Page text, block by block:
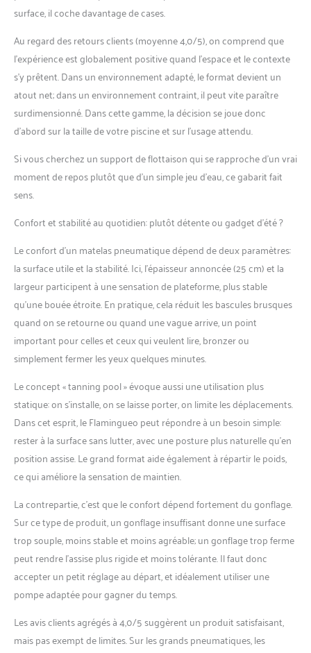
plus longtemps.
D'UTILISATION: Nous
recommandons de ne pas
laisser le bouee au soleil
lorsqu'il n'est pas utilisé
afin d'éviter
d'endommager la surface.
Il peut supporter un poids
maximum de 125 kg.
surface, il coche davantage de cases.
Au regard des retours clients (moyenne 4,0/5), on comprend que
l’expérience est globalement positive quand l’espace et le contexte
s’y prêtent. Dans un environnement adapté, le format devient un
atout net; dans un environnement contraint, il peut vite paraître
surdimensionné. Dans cette gamme, la décision se joue donc
d’abord sur la taille de votre piscine et sur l’usage attendu.
Si vous cherchez un support de flottaison qui se rapproche d’un vrai
moment de repos plutôt que d’un simple jeu d’eau, ce gabarit fait
sens.
Confort et stabilité au quotidien: plutôt détente ou gadget d’été ?
Le confort d’un matelas pneumatique dépend de deux paramètres:
la surface utile et la stabilité. Ici, l’épaisseur annoncée (25 cm) et la
largeur participent à une sensation de plateforme, plus stable
qu’une bouée étroite. En pratique, cela réduit les bascules brusques
quand on se retourne ou quand une vague arrive, un point
important pour celles et ceux qui veulent lire, bronzer ou
simplement fermer les yeux quelques minutes.
Le concept « tanning pool » évoque aussi une utilisation plus
statique: on s’installe, on se laisse porter, on limite les déplacements.
Dans cet esprit, le Flamingueo peut répondre à un besoin simple:
rester à la surface sans lutter, avec une posture plus naturelle qu’en
position assise. Le grand format aide également à répartir le poids,
ce qui améliore la sensation de maintien.
La contrepartie, c’est que le confort dépend fortement du gonflage.
Sur ce type de produit, un gonflage insuffisant donne une surface
trop souple, moins stable et moins agréable; un gonflage trop ferme
peut rendre l’assise plus rigide et moins tolérante. Il faut donc
accepter un petit réglage au départ, et idéalement utiliser une
pompe adaptée pour gagner du temps.
Les avis clients agrégés à 4,0/5 suggèrent un produit satisfaisant,
mais pas exempt de limites. Sur les grands pneumatiques, les